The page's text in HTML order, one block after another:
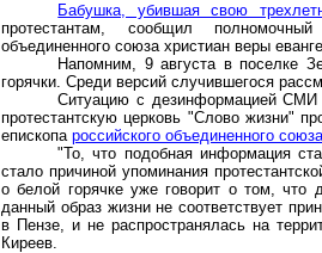
Бабушка, убившая свою
протестантам, сообщил
объединенного союза христиан веры
Напомним, 9 августа в поселке
горячки. Среди версий случившегося
Ситуацию с дезинформацией СМИ
протестантскую церковь "Слово жизни"
епископа российского объединенного
"То, что подобная информация
стало причиной упоминания
о белой горячке уже говорит о том, что
данный образ жизни не соответствует
в Пензе, и не распространялась на
Киреев.